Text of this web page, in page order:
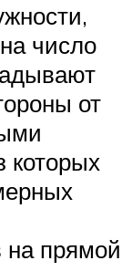
число
от
которых
на прямой